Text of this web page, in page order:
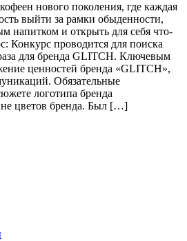
нового поколения, где каждая
выйти за рамки обыденности,
напитком и открыть для себя что-
Конкурс проводится для поиска
для бренда GLITCH. Ключевым
ценностей бренда «GLITCH»,
Обязательные
логотипа бренда
цветов бренда. Был […]